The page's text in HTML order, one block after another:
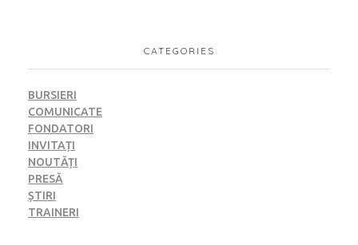
CATEGORIES
BURSIERI
COMUNICATE
FONDATORI
INVITAȚI
NOUTĂȚI
PRESĂ
ȘTIRI
TRAINERI